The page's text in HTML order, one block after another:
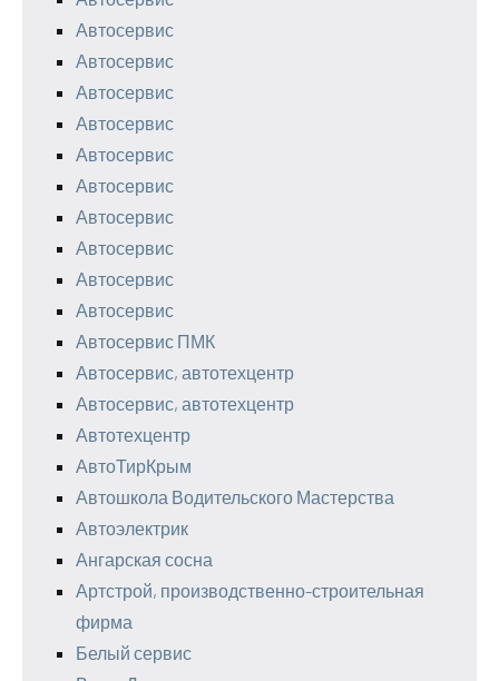
Автосервис
Автосервис
Автосервис
Автосервис
Автосервис
Автосервис
Автосервис
Автосервис
Автосервис
Автосервис
Автосервис ПМК
Автосервис, автотехцентр
Автосервис, автотехцентр
Автотехцентр
АвтоТирКрым
Автошкола Водительского Мастерства
Автоэлектрик
Ангарская сосна
Артстрой, производственно-строительная
фирма
Белый сервис